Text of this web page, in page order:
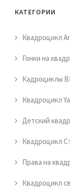
КАТЕГОРИИ
Квадроцикл
Гонки на
Кадроциклы
Квадроцикл
Детский
Квадроцикл
Права на
Квадроцикл